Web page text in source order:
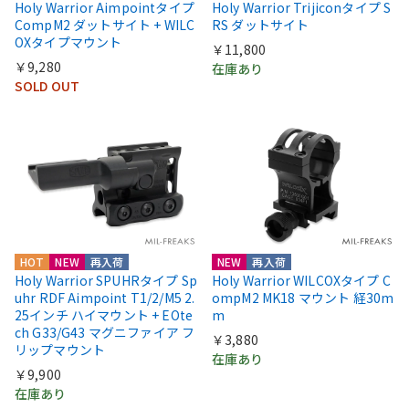
Holy Warrior Aimpointタイプ
CompM2 ダットサイト + WILC
OXタイプマウント
￥9,280
SOLD OUT
Holy Warrior Trijiconタイプ S
RS ダットサイト
￥11,800
在庫あり
HOT NEW 再入荷
Holy Warrior SPUHRタイプ Sp
uhr RDF Aimpoint T1/2/M5 2.
25インチ ハイマウント + EOte
ch G33/G43 マグニファイア フ
リップマウント
￥9,900
在庫あり
NEW 再入荷
Holy Warrior WILCOXタイプ C
ompM2 MK18 マウント 経30m
m
￥3,880
在庫あり